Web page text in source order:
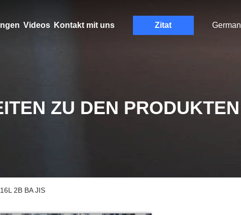
Videos Kontakt mit uns Zitat German
ZU DEN PRODUKTEN
2B BA JIS